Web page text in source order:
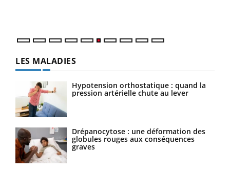
LES MALADIES
Hypotension orthostatique : quand la
pression artérielle chute au lever
Drépanocytose : une déformation des
globules rouges aux conséquences
graves